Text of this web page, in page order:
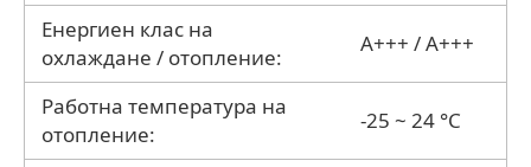
Енергиен клас на
охлаждане / отопление:
A+++ / A+++
Работна температура на
отопление:
-25 ~ 24 °C